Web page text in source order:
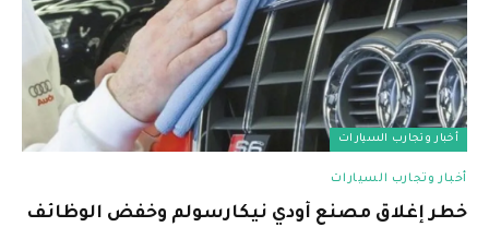
أخبار وتجارب السيارات
أخبار وتجارب السيارات
خطر إغلاق مصنع أودي نيكارسولم وخفض الوظائف